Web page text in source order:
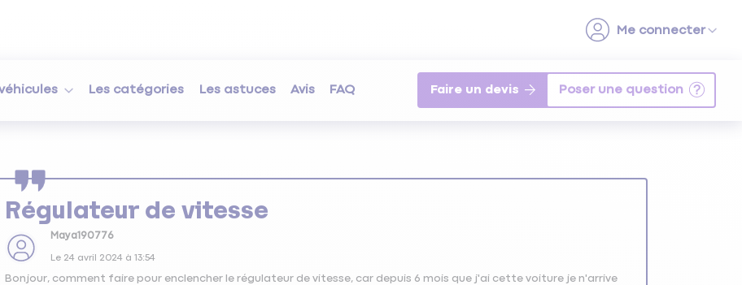
Les catégories Les astuces Avis FAQ Faire un devis
Régulateur de vitesse
Maya190776
Le 24 avril 2024à 13:54
Bonjour, comment faire pour enclencher le régulateur de vitesse, car depuis 6 mois que j'ai cette voiture je n'arrive